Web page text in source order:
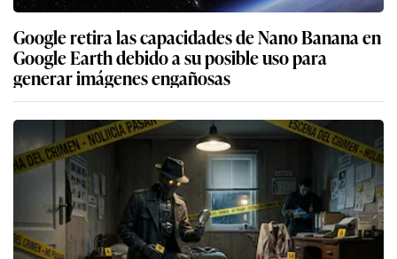
Google retira las capacidades de Nano Banana en
Google Earth debido a su posible uso para
generar imágenes engañosas